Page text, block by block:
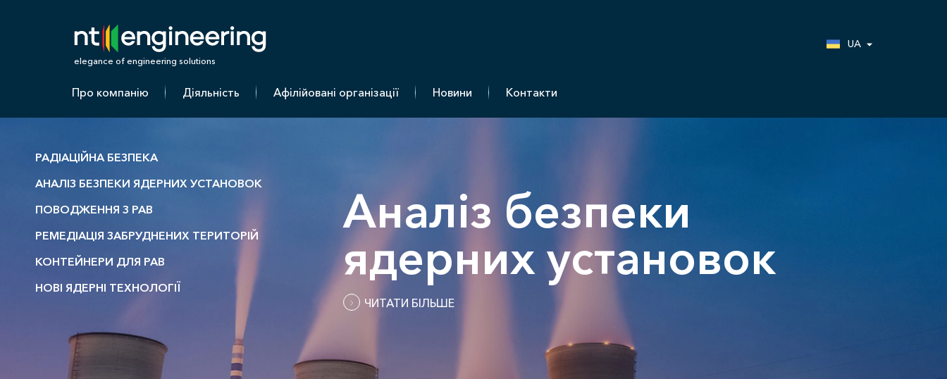
elegance of engineering solutions
UA
Про компанію Діяльність Афілійовані організації Новини Контакти
Аналіз безпеки
ядерних установок
ЧИТАТИ БІЛЬШЕ
Контейнери для РАВ
РАДІАЦІЙНА БЕЗПЕКА
АНАЛІЗ БЕЗПЕКИ ЯДЕРНИХ УСТАНОВОК
ПОВОДЖЕННЯ З РАВ
РЕМЕДІАЦІЯ ЗАБРУДНЕНИХ ТЕРИТОРІЙ
КОНТЕЙНЕРИ ДЛЯ РАВ
НОВІ ЯДЕРНІ ТЕХНОЛОГІЇ